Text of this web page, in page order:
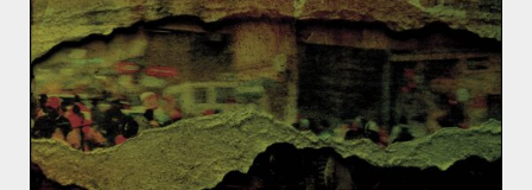
grand pas en avant ?
« L’armée britannique aux ordres de la France », telle
est la vision d’apocalypse qu’a pu donner aux
britanniques le tabloïd
Read More